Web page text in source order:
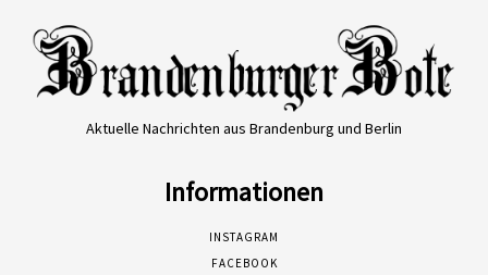
Aktuelle Nachrichten aus Brandenburg und Berlin
Informationen
INSTAGRAM
FACEBOOK